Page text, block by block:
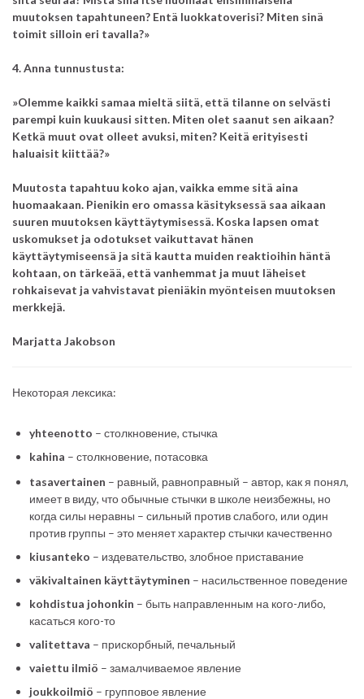
muutoksen tapahtuneen? Entä luokkatoverisi? Miten sinä
toimit silloin eri tavalla?»
4. Anna tunnustusta:
»Olemme kaikki samaa mieltä siitä, että tilanne on selvästi
parempi kuin kuukausi sitten. Miten olet saanut sen aikaan?
Ketkä muut ovat olleet avuksi, miten? Keitä erityisesti
haluaisit kiittää?»
Muutosta tapahtuu koko ajan, vaikka emme sitä aina
huomaakaan. Pienikin ero omassa käsityksessä saa aikaan
suuren muutoksen käyttäytymisessä. Koska lapsen omat
uskomukset ja odotukset vaikuttavat hänen
käyttäytymiseensä ja sitä kautta muiden reaktioihin häntä
kohtaan, on tärkeää, että vanhemmat ja muut läheiset
rohkaisevat ja vahvistavat pieniäkin myönteisen muutoksen
merkkejä.
Marjatta Jakobson
Некоторая лексика:
yhteenotto – столкновение, стычка
kahina – столкновение, потасовка
tasavertainen – равный, равноправный – автор, как я понял,
имеет в виду, что обычные стычки в школе неизбежны, но
когда силы неравны – сильный против слабого, или один
против группы – это меняет характер стычки качественно
kiusanteko – издевательство, злобное приставание
väkivaltainen käyttäytyminen – насильственное поведение
kohdistua johonkin – быть направленным на кого-либо,
касаться кого-то
valitettava – прискорбный, печальный
vaiettu ilmiö – замалчиваемое явление
joukkoilmiö – групповое явление